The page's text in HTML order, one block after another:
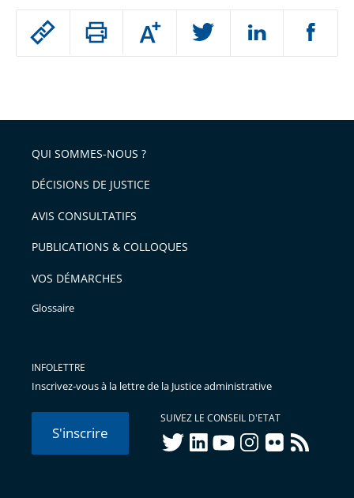
Passer
arriver
après
Augmenter
ou
l'article
pour
avant
QUI SOMMES-NOUS ?
DÉCISIONS DE JUSTICE
AVIS CONSULTATIFS
PUBLICATIONS & COLLOQUES
VOS DÉMARCHES
Glossaire
INFOLETTRE
Inscrivez-vous à la lettre de la Justice administrative
S'inscrire
SUIVEZ LE CONSEIL D'ETAT
twitterlinkedInyoutubeinstagram
flickr rss